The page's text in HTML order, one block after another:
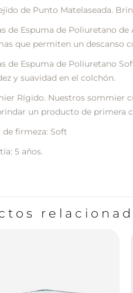
de Punto Matelaseada.
de Espuma de Poliuretano
que permiten un descanso
de Espuma de Poliuretano
y suavidad en el colchón.
Rígido. Nuestros sommier
un producto de primera
de firmeza: Soft
5 años.